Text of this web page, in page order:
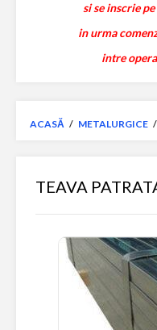
si se inscrie
in urma
intre
ACASĂ / METALURGICE /
TEAVA